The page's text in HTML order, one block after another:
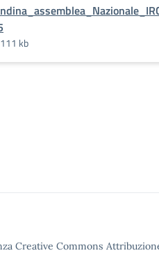
kb
Creative Commons